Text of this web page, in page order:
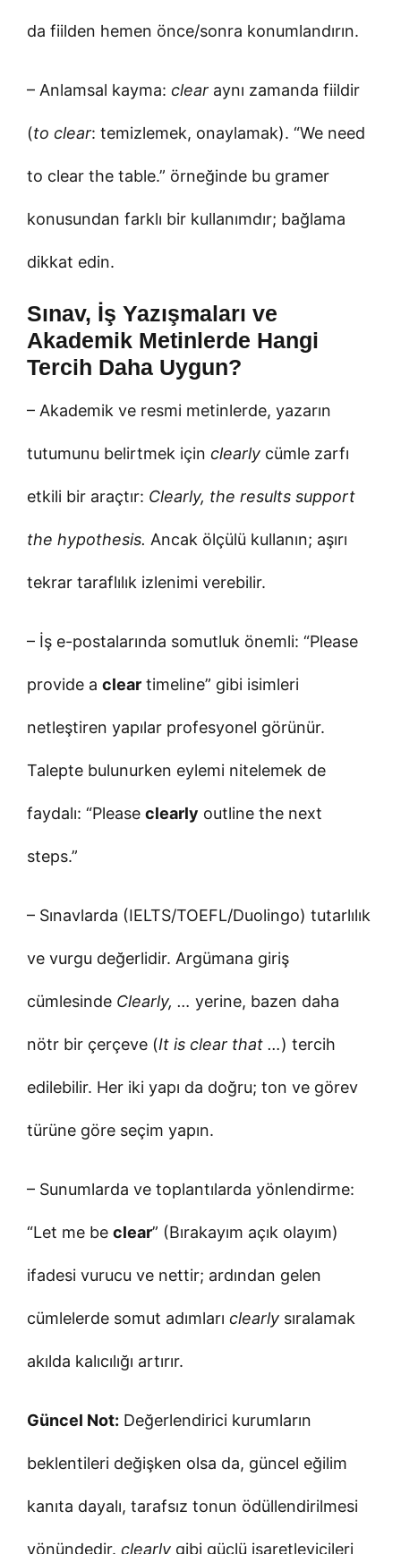
da fiilden hemen önce/sonra konumlandırın.
– Anlamsal kayma: clear aynı zamanda fiildir
(to clear: temizlemek, onaylamak). “We need
to clear the table.” örneğinde bu gramer
konusundan farklı bir kullanımdır; bağlama
dikkat edin.
Sınav, İş Yazışmaları ve
Akademik Metinlerde Hangi
Tercih Daha Uygun?
– Akademik ve resmi metinlerde, yazarın
tutumunu belirtmek için clearly cümle zarfı
etkili bir araçtır: Clearly, the results support
the hypothesis. Ancak ölçülü kullanın; aşırı
tekrar taraflılık izlenimi verebilir.
– İş e-postalarında somutluk önemli: “Please
provide a clear timeline” gibi isimleri
netleştiren yapılar profesyonel görünür.
Talepte bulunurken eylemi nitelemek de
faydalı: “Please clearly outline the next
steps.”
– Sınavlarda (IELTS/TOEFL/Duolingo) tutarlılık
ve vurgu değerlidir. Argümana giriş
cümlesinde Clearly, … yerine, bazen daha
nötr bir çerçeve (It is clear that …) tercih
edilebilir. Her iki yapı da doğru; ton ve görev
türüne göre seçim yapın.
– Sunumlarda ve toplantılarda yönlendirme:
“Let me be clear” (Bırakayım açık olayım)
ifadesi vurucu ve nettir; ardından gelen
cümlelerde somut adımları clearly sıralamak
akılda kalıcılığı artırır.
Güncel Not: Değerlendirici kurumların
beklentileri değişken olsa da, güncel eğilim
kanıta dayalı, tarafsız tonun ödüllendirilmesi
yönündedir. clearly gibi güçlü işaretleyicileri